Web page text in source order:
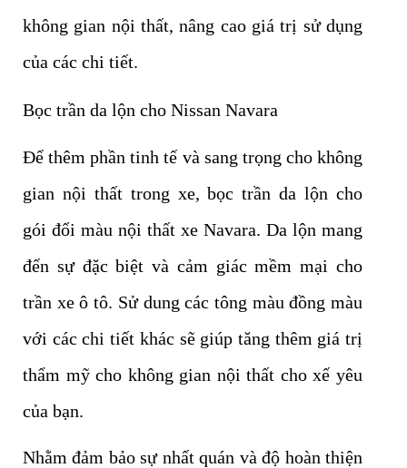
không gian nội thất, nâng cao giá trị sử dụng
của các chi tiết.
Bọc trần da lộn cho Nissan Navara
Để thêm phần tinh tế và sang trọng cho không
gian nội thất trong xe, bọc trần da lộn cho
gói đổi màu nội thất xe Navara. Da lộn mang
đến sự đặc biệt và cảm giác mềm mại cho
trần xe ô tô. Sử dung các tông màu đồng màu
với các chi tiết khác sẽ giúp tăng thêm giá trị
thẩm mỹ cho không gian nội thất cho xế yêu
của bạn.
Nhằm đảm bảo sự nhất quán và độ hoàn thiện